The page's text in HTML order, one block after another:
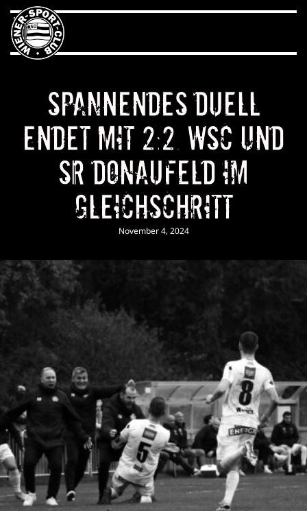
Spannendes Duell
endet mit 2:2. WSC und
SR Donaufeld im
Gleichschritt
November 4, 2024